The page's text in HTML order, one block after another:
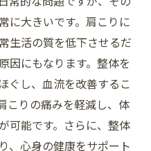
に大きいです。肩こりに
生活の質を低下させるだ
因にもなります。整体を
ぐし、血流を改善するこ
こりの痛みを軽減し、体
可能です。さらに、整体
、心身の健康をサポート